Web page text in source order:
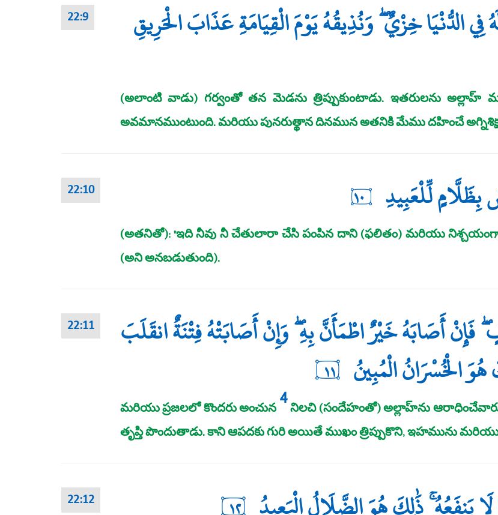
22:9 الدُّنْيَا خِزْيٌ ۖ وَنُذِيقُهُ يَوْمَ الْقِيَامَةِ عَذَابَ الْحَرِيقِ
(అలాంటి వాడు) గర్వంతో తన మెడను త్రిప్పుకుంటాడు. ఇతరులను అల్లాహ్‌
అవమానముంటుంది. మరియు పునరుత్థాన దినమున అతనికి మేము దహించే
22:10 لِّلْعَبِيدِ ١٠
(అతనితో): "ఇది నీవు నీ చేతులారా చేసి పంపిన దాని (ఫలితం) మరియు
(అని అనబడుతుంది).
22:11
أَصَابَهُ خَيْرٌ اطْمَأَنَّ بِهِ ۖ وَإِنْ أَصَابَتْهُ فِتْنَةٌ انقَلَبَ
الْخُسْرَانُ الْمُبِينُ ١١
మరియు ప్రజలలో కొందరు అంచున4నిలచి (సందేహంతో) అల్లాహ్‌ను
తృప్తి పొందుతాడు. కాని ఆపదకు గురి అయితే ముఖం త్రిప్పుకొని, ఇహమును
22:12 ١٢